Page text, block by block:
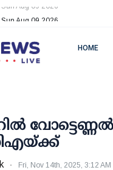
HOME
Fri, Nov 14th, 2025, 3:12 AM